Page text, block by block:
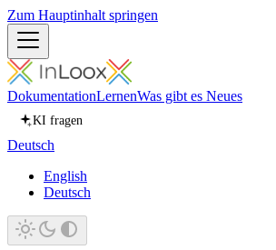
Zum Hauptinhalt springen
DokumentationLernenWas gibt es Neues
KI fragen
Deutsch
English
Deutsch